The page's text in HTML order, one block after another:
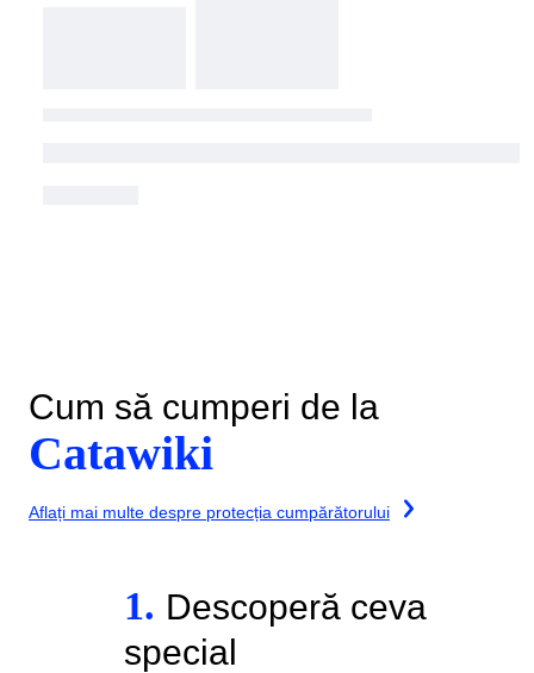
Cum să cumperi de la
Catawiki
Aflați mai multe despre protecția cumpărătorului
1. Descoperă ceva
special